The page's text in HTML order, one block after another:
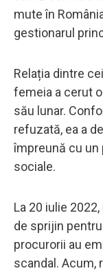
mute în
gestionarul
Relația dintre
femeia a cerut
său lunar.
refuzată, ea a
împreună cu
sociale.
La 20 iulie
de sprijin
procurorii au
scandal. Acum,